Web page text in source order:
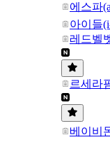
에스파
아이들
레드벨
르세라
베이비